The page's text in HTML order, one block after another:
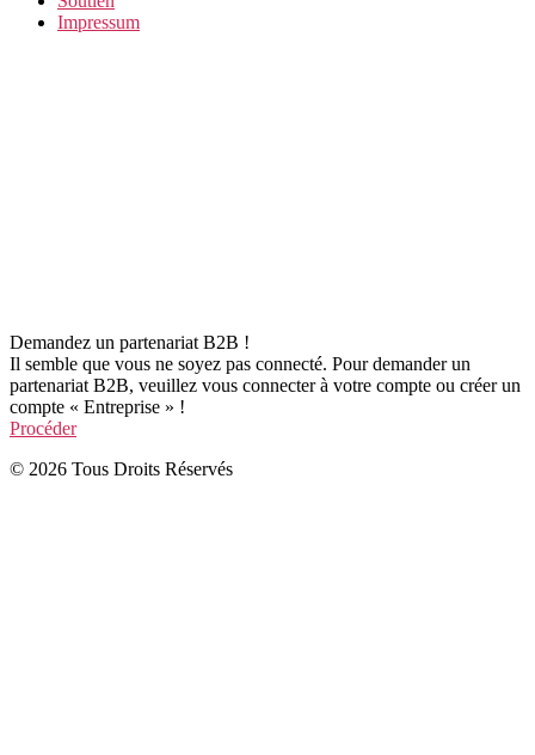
Impressum
Demandez un partenariat B2B !
Il semble que vous ne soyez pas connecté. Pour demander un
partenariat B2B, veuillez vous connecter à votre compte ou créer un
compte « Entreprise » !
Procéder
© 2026 Tous Droits Réservés